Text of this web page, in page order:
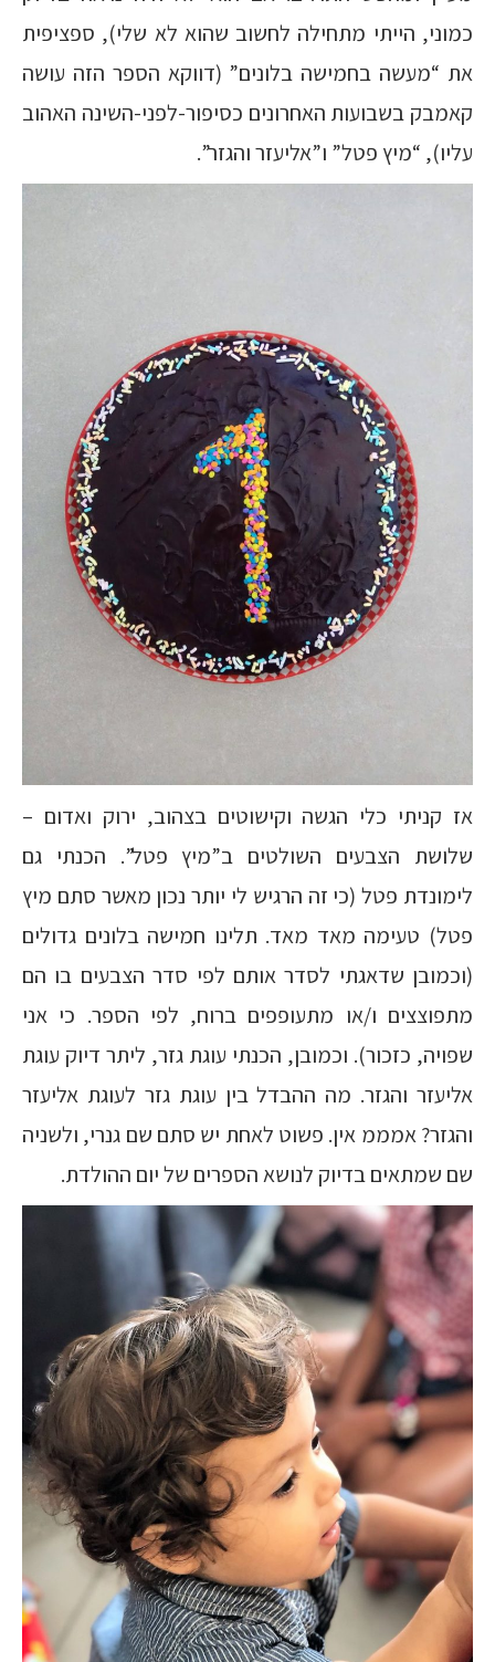
כמוני, הייתי מתחילה לחשוב שהוא לא שלי), ספציפית
את “מעשה בחמישה בלונים” (דווקא הספר הזה עושה
קאמבק בשבועות האחרונים כסיפור-לפני-השינה האהוב
עליו), “מיץ פטל” ו”אליעזר והגזר”.
אז קניתי כלי הגשה וקישוטים בצהוב, ירוק ואדום –
שלושת הצבעים השולטים ב”מיץ פטל”. הכנתי גם
לימונדת פטל (כי זה הרגיש לי יותר נכון מאשר סתם מיץ
פטל) טעימה מאד מאד. תלינו חמישה בלונים גדולים
(וכמובן שדאגתי לסדר אותם לפי סדר הצבעים בו הם
מתפוצצים ו/או מתעופפים ברוח, לפי הספר. כי אני
שפויה, כזכור). וכמובן, הכנתי עוגת גזר, ליתר דיוק עוגת
אליעזר והגזר. מה ההבדל בין עוגת גזר לעוגת אליעזר
והגזר? אמממ אין. פשוט לאחת יש סתם שם גנרי, ולשניה
שם שמתאים בדיוק לנושא הספרים של יום ההולדת.